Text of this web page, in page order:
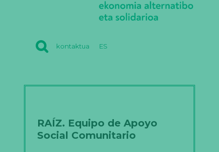
kontaktua ES
RAÍZ. Equipo de Apoyo
Social Comunitario